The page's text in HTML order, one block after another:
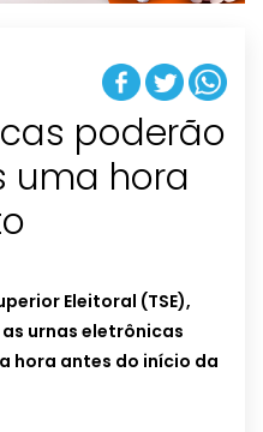
poderão
uma hora
Eleitoral (TSE),
urnas eletrônicas
hora antes do início da